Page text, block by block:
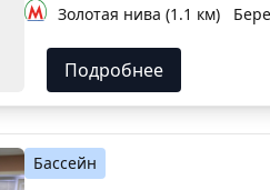
Золотая нива (1.1 км)
Подробнее
Бассейн